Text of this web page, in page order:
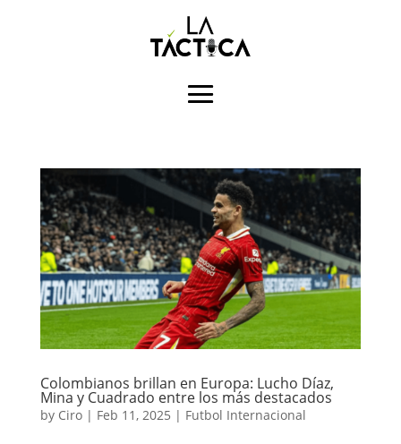
Colombianos brillan en Europa: Lucho Díaz,
Mina y Cuadrado entre los más destacados
by Ciro| Feb 11, 2025 | Futbol Internacional